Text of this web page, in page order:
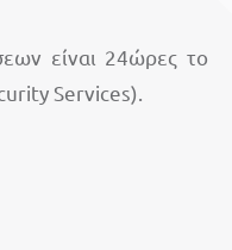
είναι 24ώρες το
Services).